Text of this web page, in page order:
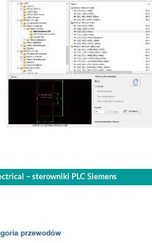
– sterowniki PLC Siemens